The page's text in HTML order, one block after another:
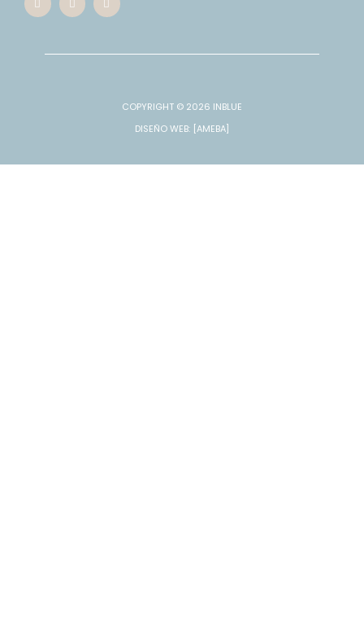
COPYRIGHT © 2026 INBLUE
DISEÑO WEB: [AMEBA]